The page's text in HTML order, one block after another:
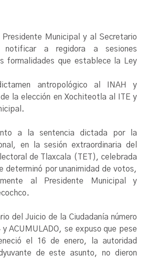
Presidente Municipal y al Secretario
notificar a regidora a sesiones
formalidades que establece la Ley
antropológico al INAH y
la elección en Xochiteotla al ITE y
a la sentencia dictada por la
en la sesión extraordinaria del
de Tlaxcala (TET), celebrada
determinó por unanimidad de votos,
al Presidente Municipal y
del Juicio de la Ciudadanía número
y ACUMULADO, se expuso que pese
el 16 de enero, la autoridad
de este asunto, no dieron